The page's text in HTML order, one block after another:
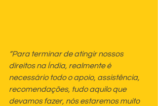
“Para terminar de atingir nossos
direitos na Índia, realmente é
necessário todo o apoio, assistência,
recomendações, tudo aquilo que
devamos fazer, nós estaremos muito